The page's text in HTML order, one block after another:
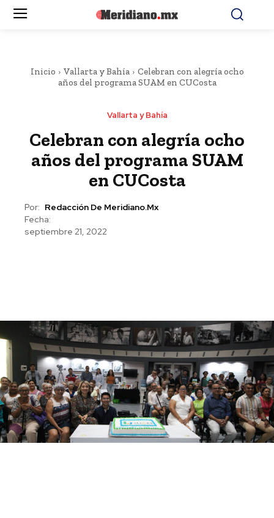
Inicio Vallarta y Bahía
Celebran con alegría ocho
años del programa SUAM en CUCosta
Vallarta y Bahía
Celebran con alegría ocho
años del programa SUAM
en CUCosta
Por: Redacción De Meridiano.mx
Fecha:
septiembre 21, 2022